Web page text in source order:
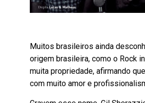
Muitos brasileiros ainda
origem brasileira, como o Rock
muita propriedade, afirmando
com muito amor e